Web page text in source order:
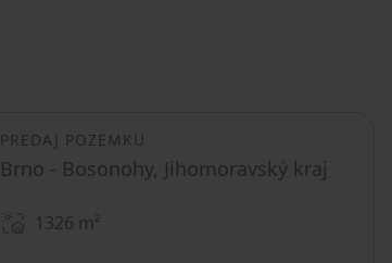
PREDAJ POZEMKU
Brno - Bosonohy, Jihomoravský kraj
1326 m²